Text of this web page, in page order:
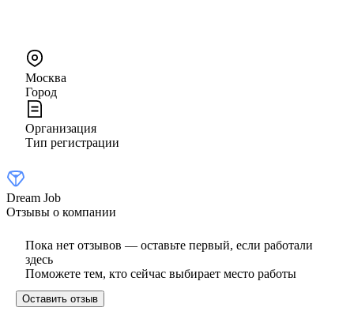
Москва
Город
Организация
Тип регистрации
Dream Job
Отзывы о компании
Пока нет отзывов — оставьте первый, если работали
здесь
Поможете тем, кто сейчас выбирает место работы
Оставить отзыв